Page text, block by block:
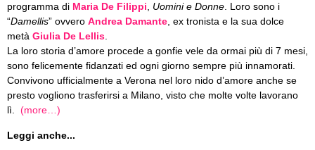
programma di Maria De Filippi Uomini e Donne . Loro sono i
“Damellis” ovvero Andrea Damante , ex tronista e la sua dolce
metà Giulia De Lellis
La loro storia d’amore procede a gonfie vele da ormai più di 7 mesi,
sono felicemente fidanzati ed ogni giorno sempre più innamorati.
Convivono ufficialmente a Verona nel loro nido d’amore anche se
presto vogliono trasferirsi a Milano, visto che molte volte lavorano
lì. (more…)
Leggi anche...